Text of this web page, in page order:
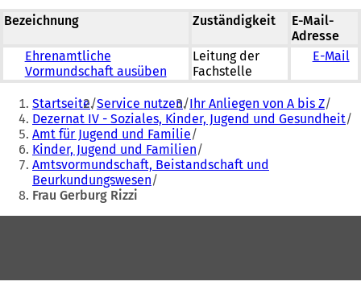
Bezeichnung
Zuständigkeit
E-Mail-
Adresse
Ehrenamtliche
Vormundschaft ausüben
Leitung der
Fachstelle
E-Mail
Sie
befinden
sich
hier:
Startseite Service nutzen Ihr Anliegen von A bis Z
Dezernat IV - Soziales, Kinder, Jugend und Gesundheit
Amt für Jugend und Familie
Kinder, Jugend und Familien
Amtsvormundschaft, Beistandschaft und
Beurkundungswesen
Frau Gerburg Rizzi